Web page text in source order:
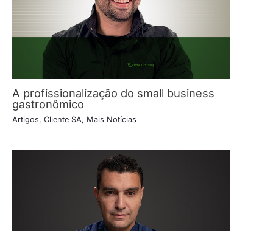
A profissionalização do small business
gastronômico
Artigos, Cliente SA, Mais Notícias